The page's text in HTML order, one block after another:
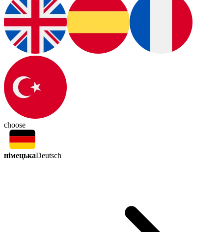
choose
німецькаDeutsch